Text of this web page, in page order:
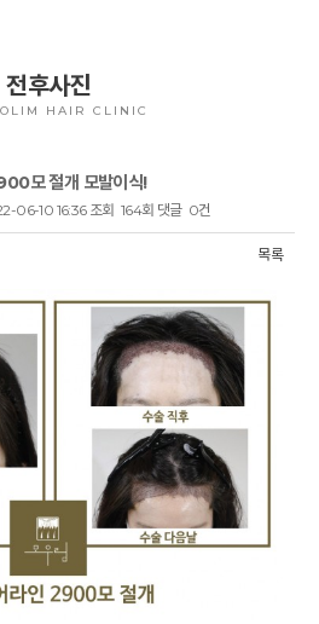
전후사진
HAIR CLINIC
모 절개 모발이식!
06-10 16:36조회 164회 댓글 0건
목록